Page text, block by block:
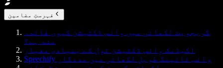
فہرستِ مضامین
گریجویٹ لکھائی میں وائس ڈکٹیشن کیوں فائدہ
مند ہے؟
اکیڈمک وائس ڈکٹیشن ٹول کے بنیادی معیار
Speechify وائس ٹائپنگ طویل لکھائی میں مددگار